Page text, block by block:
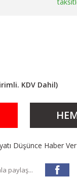
KDV Dahil)
Düşünce Haber Ver
paylaş...